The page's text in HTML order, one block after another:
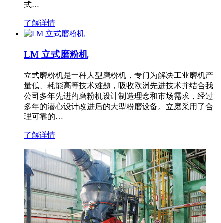
式…
了解详情
LM 立式磨粉机
立式磨粉机是一种大型磨粉机，专门为解决工业磨机产
量低、耗能高等技术难题，吸收欧洲先进技术并结合我
公司多年先进的磨粉机设计制造理念和市场需求，经过
多年的潜心设计改进后的大型粉磨设备。立磨采用了合
理可靠的…
了解详情